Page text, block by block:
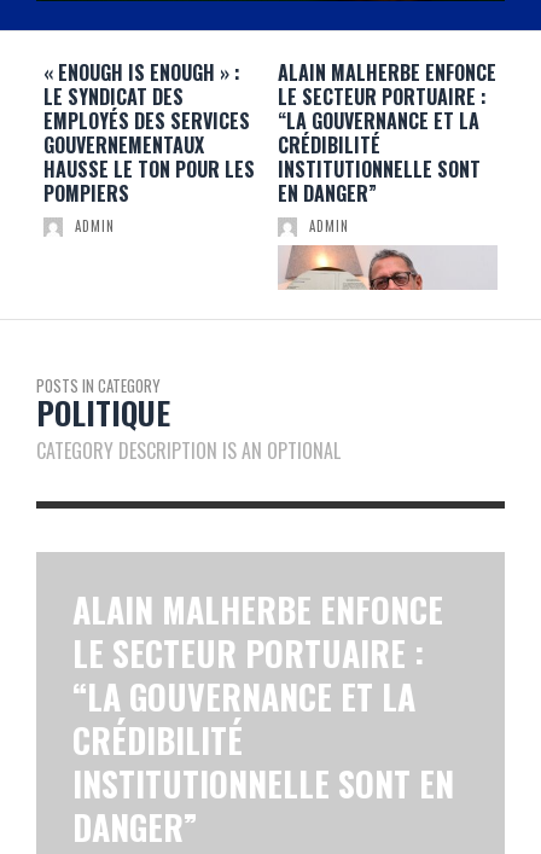
« ENOUGH IS ENOUGH » :
LE SYNDICAT DES
EMPLOYÉS DES SERVICES
GOUVERNEMENTAUX
HAUSSE LE TON POUR LES
POMPIERS
ADMIN
ALAIN MALHERBE ENFONCE
LE SECTEUR PORTUAIRE :
“LA GOUVERNANCE ET LA
CRÉDIBILITÉ
INSTITUTIONNELLE SONT
EN DANGER”
ADMIN
POSTS IN CATEGORY
POLITIQUE
CATEGORY DESCRIPTION IS AN OPTIONAL
ALAIN MALHERBE ENFONCE
LE SECTEUR PORTUAIRE :
“LA GOUVERNANCE ET LA
CRÉDIBILITÉ
INSTITUTIONNELLE SONT EN
DANGER”